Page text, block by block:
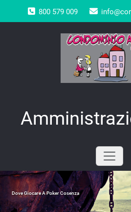
content
800 579 009
Dove Giocare A Poker Cosenza